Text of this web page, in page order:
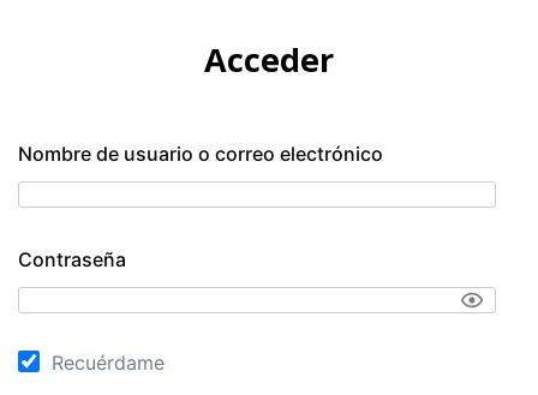
Acceder
Nombre de usuario o correo electrónico
Contraseña
Recuérdame